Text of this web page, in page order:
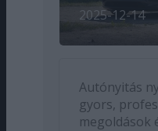
2025-12-14
Autónyitás
gyors,
megoldások